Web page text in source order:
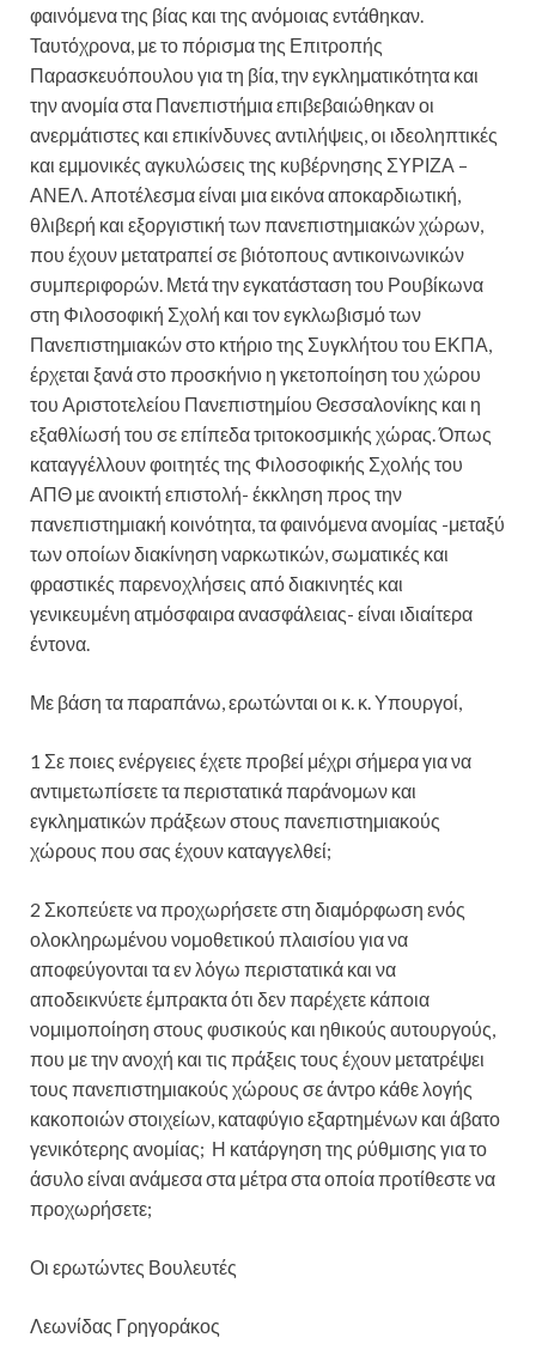
φαινόμενα της βίας και της ανόμοιας εντάθηκαν.
Ταυτόχρονα, με το πόρισμα της Επιτροπής
Παρασκευόπουλου για τη βία, την εγκληματικότητα και
την ανομία στα Πανεπιστήμια επιβεβαιώθηκαν οι
ανερμάτιστες και επικίνδυνες αντιλήψεις, οι ιδεοληπτικές
και εμμονικές αγκυλώσεις της κυβέρνησης ΣΥΡΙΖΑ –
ΑΝΕΛ. Αποτέλεσμα είναι μια εικόνα αποκαρδιωτική,
θλιβερή και εξοργιστική των πανεπιστημιακών χώρων,
που έχουν μετατραπεί σε βιότοπους αντικοινωνικών
συμπεριφορών. Μετά την εγκατάσταση του Ρουβίκωνα
στη Φιλοσοφική Σχολή και τον εγκλωβισμό των
Πανεπιστημιακών στο κτήριο της Συγκλήτου του ΕΚΠΑ,
έρχεται ξανά στο προσκήνιο η γκετοποίηση του χώρου
του Αριστοτελείου Πανεπιστημίου Θεσσαλονίκης και η
εξαθλίωσή του σε επίπεδα τριτοκοσμικής χώρας. Όπως
καταγγέλλουν φοιτητές της Φιλοσοφικής Σχολής του
ΑΠΘ με ανοικτή επιστολή- έκκληση προς την
πανεπιστημιακή κοινότητα, τα φαινόμενα ανομίας -μεταξύ
των οποίων διακίνηση ναρκωτικών, σωματικές και
φραστικές παρενοχλήσεις από διακινητές και
γενικευμένη ατμόσφαιρα ανασφάλειας- είναι ιδιαίτερα
έντονα.
Με βάση τα παραπάνω, ερωτώνται οι κ. κ. Υπουργοί,
1 Σε ποιες ενέργειες έχετε προβεί μέχρι σήμερα για να
αντιμετωπίσετε τα περιστατικά παράνομων και
εγκληματικών πράξεων στους πανεπιστημιακούς
χώρους που σας έχουν καταγγελθεί;
2 Σκοπεύετε να προχωρήσετε στη διαμόρφωση ενός
ολοκληρωμένου νομοθετικού πλαισίου για να
αποφεύγονται τα εν λόγω περιστατικά και να
αποδεικνύετε έμπρακτα ότι δεν παρέχετε κάποια
νομιμοποίηση στους φυσικούς και ηθικούς αυτουργούς,
που με την ανοχή και τις πράξεις τους έχουν μετατρέψει
τους πανεπιστημιακούς χώρους σε άντρο κάθε λογής
κακοποιών στοιχείων, καταφύγιο εξαρτημένων και άβατο
γενικότερης ανομίας; Η κατάργηση της ρύθμισης για το
άσυλο είναι ανάμεσα στα μέτρα στα οποία προτίθεστε να
προχωρήσετε;
Οι ερωτώντες Βουλευτές
Λεωνίδας Γρηγοράκος